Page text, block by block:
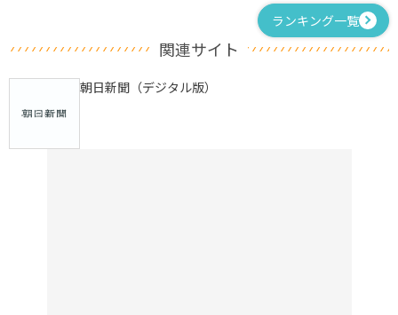
ランキング一覧
関連サイト
朝日新聞（デジタル版）